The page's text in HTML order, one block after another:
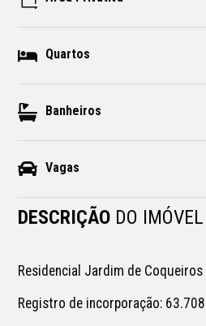
Quartos
Banheiros
Vagas
DESCRIÇÃO DO IMÓVEL
Residencial Jardim de Coqueiros
Registro de incorporação: